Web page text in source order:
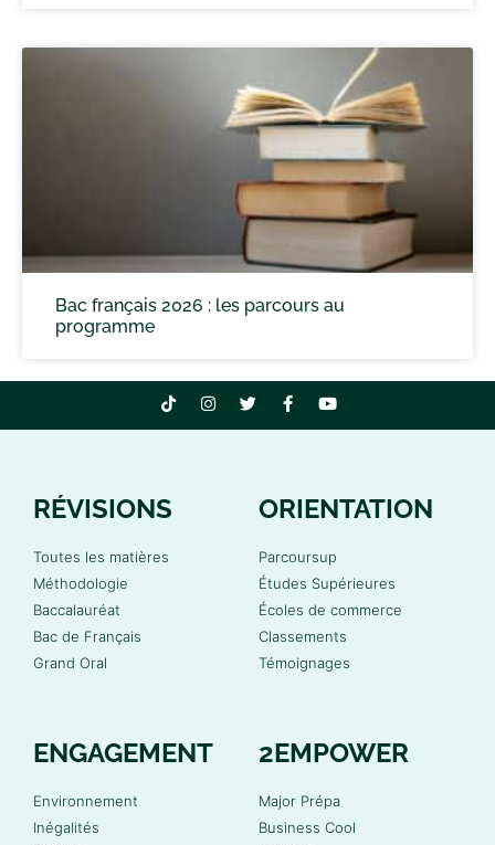
Bac français 2026 : les parcours au
programme
RÉVISIONS
Toutes les matières
Méthodologie
Baccalauréat
Bac de Français
Grand Oral
ORIENTATION
Parcoursup
Études Supérieures
Écoles de commerce
Classements
Témoignages
ENGAGEMENT
Environnement
Inégalités
2EMPOWER
Major Prépa
Business Cool